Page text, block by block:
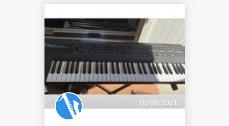
10/08/2021